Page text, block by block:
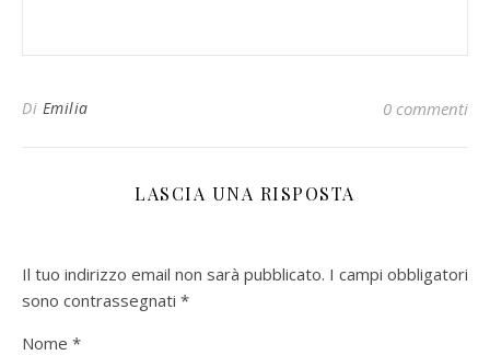
Di Emilia 0 commenti
LASCIA UNA RISPOSTA
Il tuo indirizzo email non sarà pubblicato. I campi obbligatori
sono contrassegnati *
Nome *